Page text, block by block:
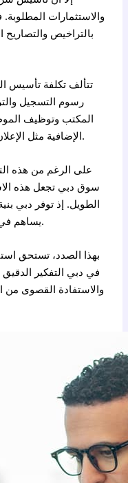
والاستثمارات
بالتراخيص والتصاريح
تتألف تكلفة تأسيس
رسوم التسجيل
المكتب وتوظيف
الإضافية مثل الإعلان والتسويق لترويج العمل وجذب العملاء.
على الرغم من هذه
سوق دبي تجعل هذه
الطويل. إذ توفر دبي
يساهم في نمو الشركات وتحقيق أهدافها التجارية.
بهذا الصدد، تستحق
في دبي التفكير
والاستفادة القصوى من